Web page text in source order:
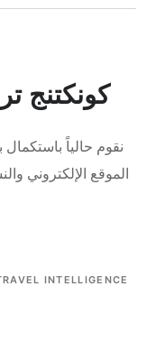
كونكتنج
نقوم حالياً باستكمال
الموقع الإلكتروني
INTELLIGENCE